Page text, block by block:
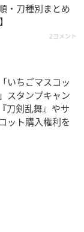
・刀種別まとめ
2コメント
いちごマスコッ
スタンプキャン
刀剣乱舞』やサ
ット購入権利を